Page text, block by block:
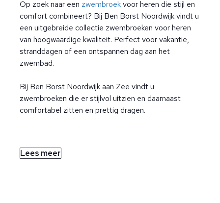
Op zoek naar een zwembroekvoor heren die stijl en
comfort combineert? Bij Ben Borst Noordwijk vindt u
een uitgebreide collectie zwembroeken voor heren
van hoogwaardige kwaliteit. Perfect voor vakantie,
stranddagen of een ontspannen dag aan het
zwembad.
Bij Ben Borst Noordwijk aan Zee vindt u
zwembroeken die er stijlvol uitzien en daarnaast
comfortabel zitten en prettig dragen.
Lees meer